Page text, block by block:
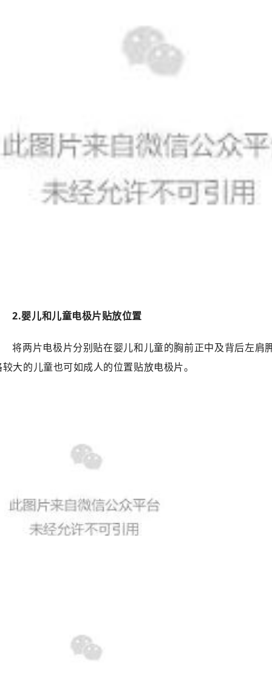
2.婴儿和儿童电极片贴放位置
将两片电极片分别贴在婴儿和儿童的胸前正中及背后左肩
较大的儿童也可如成人的位置贴放电极片。